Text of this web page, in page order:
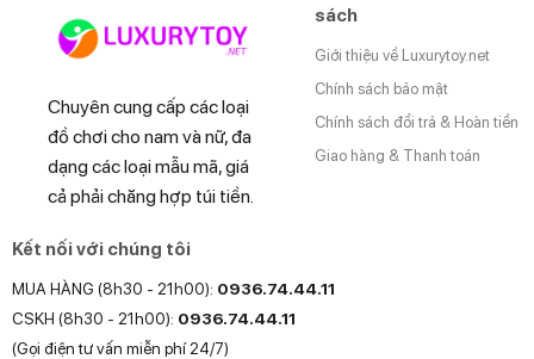
Chuyên cung cấp các loại
đồ chơi cho nam và nữ, đa
dạng các loại mẫu mã, giá
cả phải chăng hợp túi tiền.
sách
Giới thiệu về Luxurytoy.net
Chính sách bảo mật
Chính sách đổi trả & Hoàn tiền
Giao hàng & Thanh toán
Kết nối với chúng tôi
MUA HÀNG (8h30 - 21h00): 0936.74.44.11
CSKH (8h30 - 21h00): 0936.74.44.11
(Gọi điện tư vấn miễn phí 24/7)